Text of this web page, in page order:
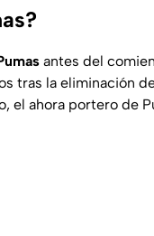
antes del
tras la eliminación
el ahora portero de